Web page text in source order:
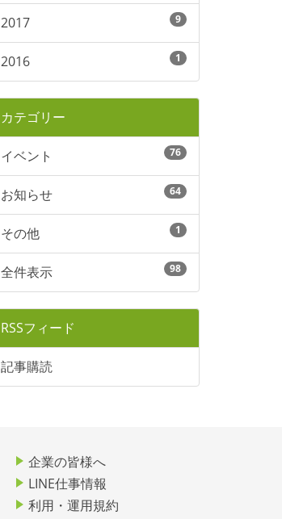
2017 9
2016 1
カテゴリー
イベント 76
お知らせ 64
その他 1
全件表示 98
RSSフィード
記事購読
企業の皆様へ
LINE仕事情報
利用・運用規約